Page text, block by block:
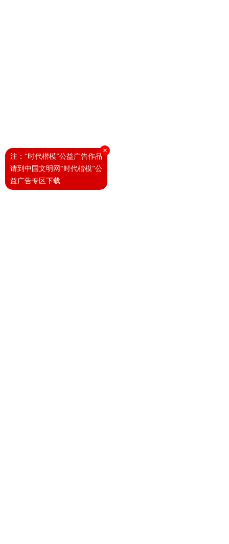
×
注：“时代楷模”公益广告作品
请到中国文明网“时代楷模”公
益广告专区下载